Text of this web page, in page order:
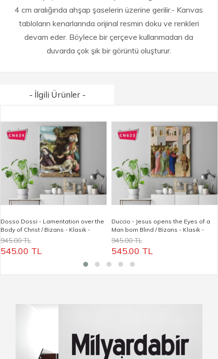
4 cm aralığında ahşap şaselerin üzerine gerilir.- Kanvas
tabloların kenarlarında orijinal resmin doku ve renkleri
devam eder. Böylece bir çerçeve kullanmadan da
duvarda çok şık bir görüntü oluşturur.
- İlgili Ürünler -
Dosso Dossi - Lamentation over the
Body of Christ / Bizans - Klasik -
Ortaçağ / Ünlü Yağlı Boya Tablolar
945.00 TL
545.00 TL
Duccio - Jesus opens the Eyes of a
Man born Blind / Bizans - Klasik -
Ortaçağ / Ünlü Yağlı Boya Tablolar
945.00 TL
545.00 TL